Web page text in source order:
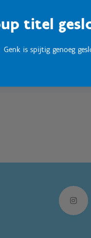
titel
Genk is spijtig genoeg